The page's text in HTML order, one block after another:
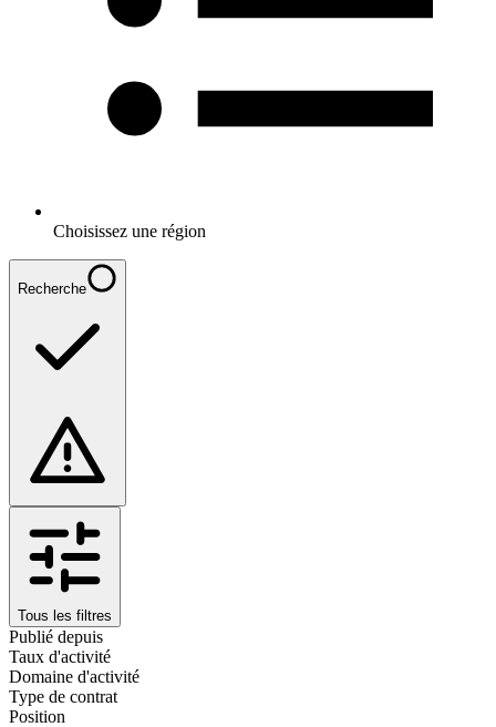
Choisissez une région
Recherche
Tous les filtres
Publié depuis
Taux d'activité
Domaine d'activité
Type de contrat
Position